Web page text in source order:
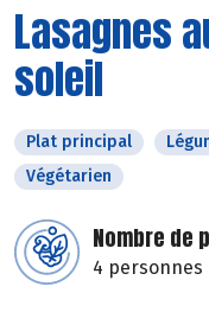
Lasagnes
soleil
Plat principal
Végétarien
Nombre de
4 personnes